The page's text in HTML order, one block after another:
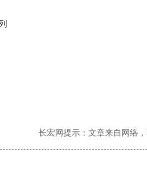
长宏网提示：文章来自网络，